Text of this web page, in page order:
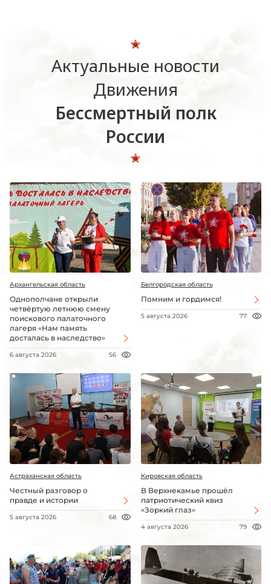
Актуальные новости
Движения
Бессмертный полк
России
Архангельская область
Однополчане открыли
четвёртую летнюю смену
поискового палаточного
лагеря «Нам память
досталась в наследство»
6 августа 2026 56
Белгородская область
Помним и гордимся!
5 августа 2026 77
Астраханская область
Честный разговор о
правде и истории
5 августа 2026 68
Кировская область
В Верхнекамье прошёл
патриотический квиз
«Зоркий глаз»
4 августа 2026 79